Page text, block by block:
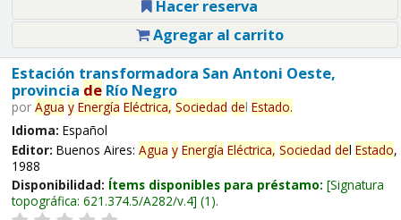
Hacer reserva
Agregar al carrito
Estación transformadora San Antoni Oeste,
provincia deRío Negro
por Agua y Energía Eléctrica, Sociedad del Estado.
Idioma: Español
Editor: Buenos Aires: Agua y Energía Eléctrica, Sociedad del Estado,
1988
Disponibilidad: Ítems disponibles para préstamo: Signatura
topográfica: 621.374.5/A282/v.4 (1).